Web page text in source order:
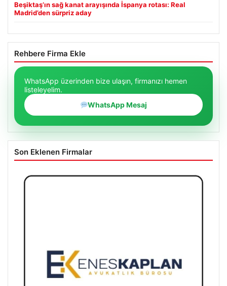
Beşiktaş’ın sağ kanat arayışında İspanya rotası: Real
Madrid’den sürpriz aday
Rehbere Firma Ekle
WhatsApp üzerinden bize ulaşın, firmanızı hemen
listeleyelim.
WhatsApp Mesaj
Son Eklenen Firmalar